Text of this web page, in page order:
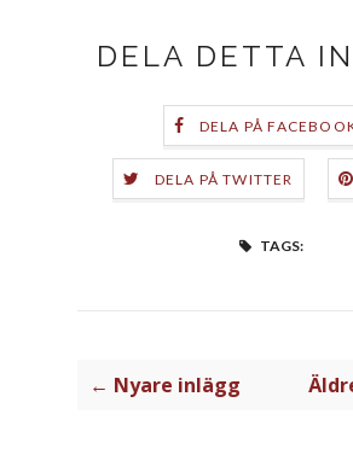
DELA DETTA
DELA PÅ
DELA PÅ TWITTER
TAGS:
← Nyare inlägg